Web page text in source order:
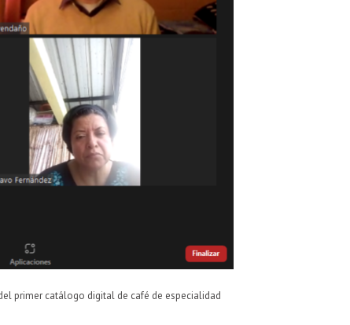
primer catálogo digital de café de especialidad